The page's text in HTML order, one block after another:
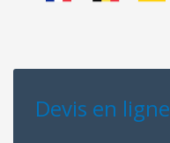
Devis en ligne